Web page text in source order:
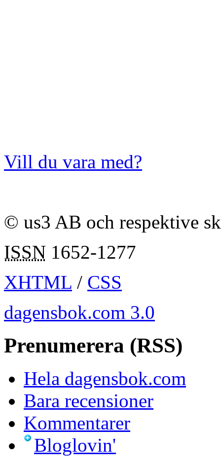
Vill du vara med?
© us3 AB och respektive
ISSN 1652-1277
XHTML / CSS
dagensbok.com 3.0
Prenumerera (RSS)
Hela dagensbok.com
Bara recensioner
Kommentarer
Bloglovin'